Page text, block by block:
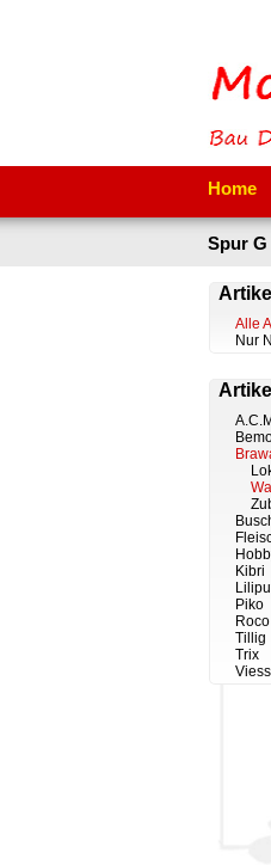
Home
Spur G
Alle
Nur
Kibri
Piko
Roco
Tillig
Trix